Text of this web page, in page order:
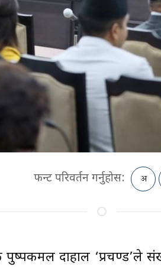
फन्ट परिवर्तन गर्नुहोस:
पुष्पकमल दाहाल ‘प्रचण्ड’ले